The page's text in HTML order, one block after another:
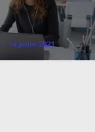
· 14 junio 2021